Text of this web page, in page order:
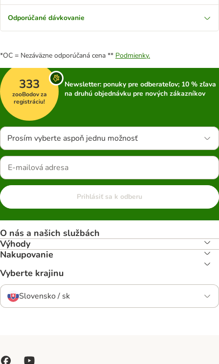
Odporúčané dávkovanie
*OC = Nezáväzne odporúčaná cena ** Podmienky.
333
zooBodov za
registráciu!
Newsletter: ponuky pre odberateľov; 10 % zľava
na druhú objednávku pre nových zákazníkov
Prosím vyberte aspoň jednu možnosť
Prihlásiť sa k odberu
O nás a našich službách
Výhody
Nakupovanie
Vyberte krajinu
Slovensko / sk